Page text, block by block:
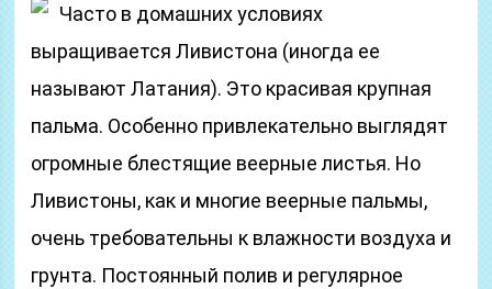
Часто в домашних условиях
выращивается Ливистона (иногда ее
называют Латания). Это красивая крупная
пальма. Особенно привлекательно выглядят
огромные блестящие веерные листья. Но
Ливистоны, как и многие веерные пальмы,
очень требовательны к влажности воздуха и
грунта. Постоянный полив и регулярное